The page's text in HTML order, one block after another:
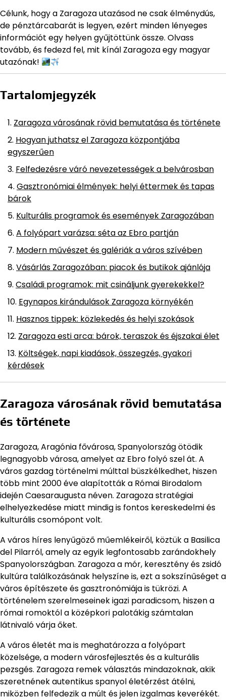
Célunk, hogy a Zaragoza utazásod ne csak élménydús,
de pénztárcabarát is legyen, ezért minden lényeges
információt egy helyen gyűjtöttünk össze. Olvass
tovább, és fedezd fel, mit kínál Zaragoza egy magyar
utazónak!
Tartalomjegyzék
Zaragoza városának rövid bemutatása és története
Hogyan juthatsz el Zaragoza központjába
egyszerűen
Felfedezésre váró nevezetességek a belvárosban
Gasztronómiai élmények: helyi éttermek és tapas
bárok
Kulturális programok és események Zaragozában
A folyópart varázsa: séta az Ebro partján
Modern művészet és galériák a város szívében
Vásárlás Zaragozában: piacok és butikok ajánlója
Családi programok: mit csináljunk gyerekekkel?
Egynapos kirándulások Zaragoza környékén
Hasznos tippek: közlekedés és helyi szokások
Zaragoza esti arca: bárok, teraszok és éjszakai élet
Költségek, napi kiadások, összegzés, gyakori
kérdések
Zaragoza városának rövid bemutatása
és története
Zaragoza, Aragónia fővárosa, Spanyolország ötödik
legnagyobb városa, amelyet az Ebro folyó szel át. A
város gazdag történelmi múlttal büszkélkedhet, hiszen
több mint 2000 éve alapították a Római Birodalom
idején Caesaraugusta néven. Zaragoza stratégiai
elhelyezkedése miatt mindig is fontos kereskedelmi és
kulturális csomópont volt.
A város híres lenyűgöző műemlékeiről, köztük a Basilica
del Pilarról, amely az egyik legfontosabb zarándokhely
Spanyolországban. Zaragoza a mór, keresztény és zsidó
kultúra találkozásának helyszíne is, ezt a sokszínűséget a
város építészete és gasztronómiája is tükrözi. A
történelem szerelmeseinek igazi paradicsom, hiszen a
római romoktól a középkori palotákig számtalan
látnivaló várja őket.
A város életét ma is meghatározza a folyópart
közelsége, a modern városfejlesztés és a kulturális
pezsgés. Zaragoza remek választás mindazoknak, akik
szeretnének autentikus spanyol életérzést átélni,
miközben felfedezik a múlt és jelen izgalmas keverékét.